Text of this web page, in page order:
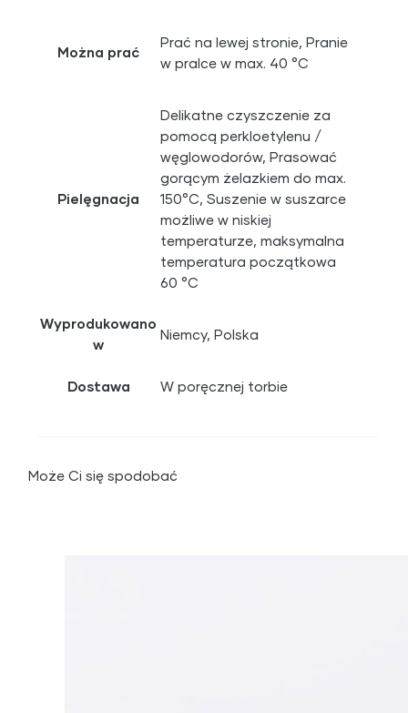
Można prać
Prać na lewej stronie, Pranie
w pralce w max. 40 °C
Pielęgnacja
Delikatne czyszczenie za
pomocą perkloetylenu /
węglowodorów, Prasować
gorącym żelazkiem do max.
150°C, Suszenie w suszarce
możliwe w niskiej
temperaturze, maksymalna
temperatura początkowa
60 °C
Wyprodukowano
w
Niemcy, Polska
Dostawa W poręcznej torbie
Może Ci się spodobać